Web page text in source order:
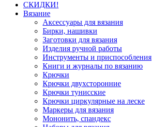
СКИДКИ!
Вязание
Аксессуары для вязания
Бирки, нашивки
Заготовки для вязания
Изделия ручной работы
Инструменты и приспособления
Книги и журналы по вязанию
Крючки
Крючки двухсторонние
Крючки тунисские
Крючки циркулярные на леске
Маркеры для вязания
Мононить, спандекс